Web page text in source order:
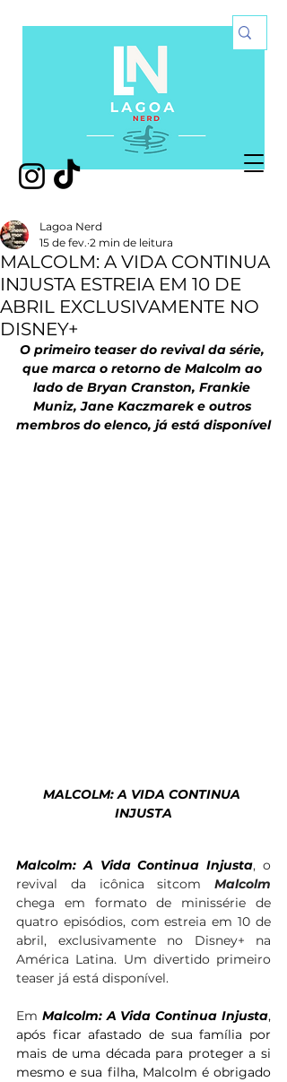
MALCOLM: A VIDA CONTINUA
INJUSTA ESTREIA EM 10 DE
ABRIL EXCLUSIVAMENTE NO
DISNEY+
Lagoa Nerd
15 de fev. 2 min de leitura
O primeiro teaser do revival da série,
que marca o retorno de Malcolm ao
lado de Bryan Cranston, Frankie
Muniz, Jane Kaczmarek e outros
membros do elenco, já está disponível
MALCOLM: A VIDA CONTINUA
INJUSTA
Malcolm: A Vida Continua Injusta, o
revival da icônica sitcom
chega em formato de minissérie de
quatro episódios, com estreia em 10 de
abril, exclusivamente no Disney+ na
América Latina. Um divertido primeiro
teaser já está disponível.
Em Malcolm: A Vida Continua Injusta,
após ficar afastado de sua família por
mais de uma década para proteger a si
mesmo e sua filha, Malcolm é obrigado